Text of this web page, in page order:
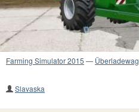
Farming Simulator 2015 —
Slavaska